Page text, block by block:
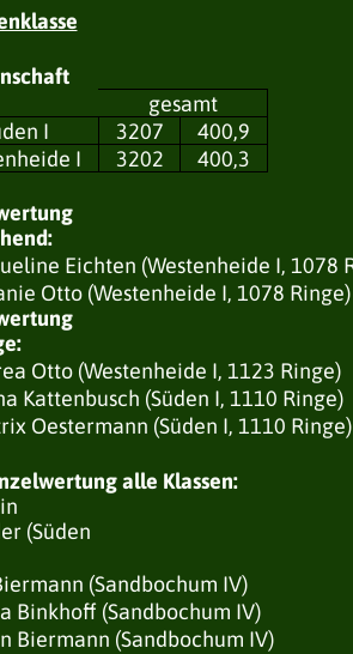
gesamt
I 3207
400,9
I 3202 400,3
Eichten (Westenheide I, 1078
Otto (Westenheide I, 1078 Ringe)
Otto (Westenheide I, 1123 Ringe)
Kattenbusch (Süden I, 1110 Ringe)
Oestermann (Süden I, 1110 Ringe)
alle Klassen:
(Süden
(Sandbochum IV)
Binkhoff (Sandbochum IV)
Biermann (Sandbochum IV)